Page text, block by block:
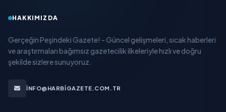
HAKKIMIZDA
Gerçeğin Peşindeki Gazete! - Güncel gelişmeleri, sıcak haberleri
ve araştırmaları bağımsız gazetecilik ilkeleriyle hızlı ve doğru
şekilde sizlere sunuyoruz.
INFO@HARBIGAZETE.COM.TR